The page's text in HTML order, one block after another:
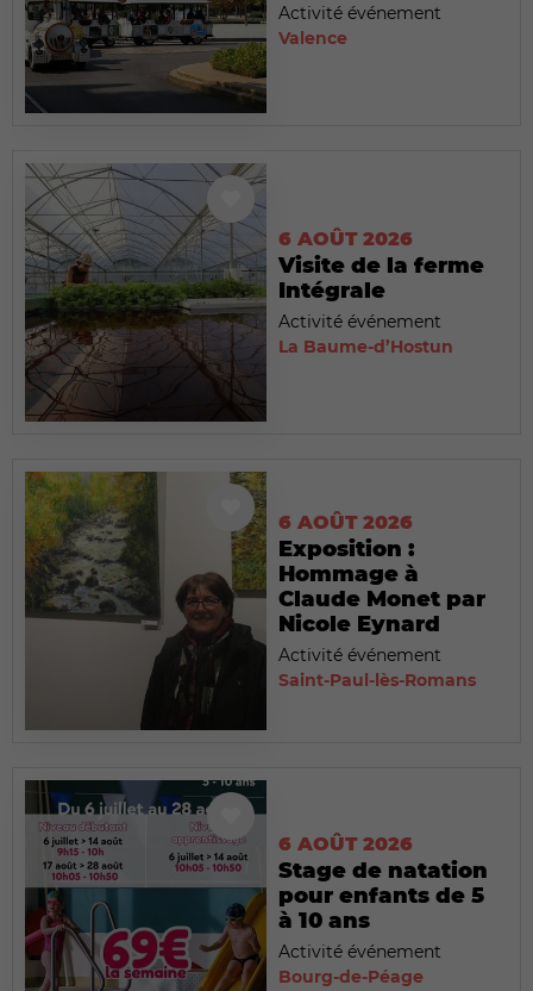
Activité événement
Valence
6 AOÛT 2026
Visite de la ferme
Intégrale
Activité événement
La Baume-d’Hostun
6 AOÛT 2026
Exposition :
Hommage à
Claude Monet par
Nicole Eynard
Activité événement
Saint-Paul-lès-Romans
6 AOÛT 2026
Stage de natation
pour enfants de 5
à 10 ans
Activité événement
Bourg-de-Péage